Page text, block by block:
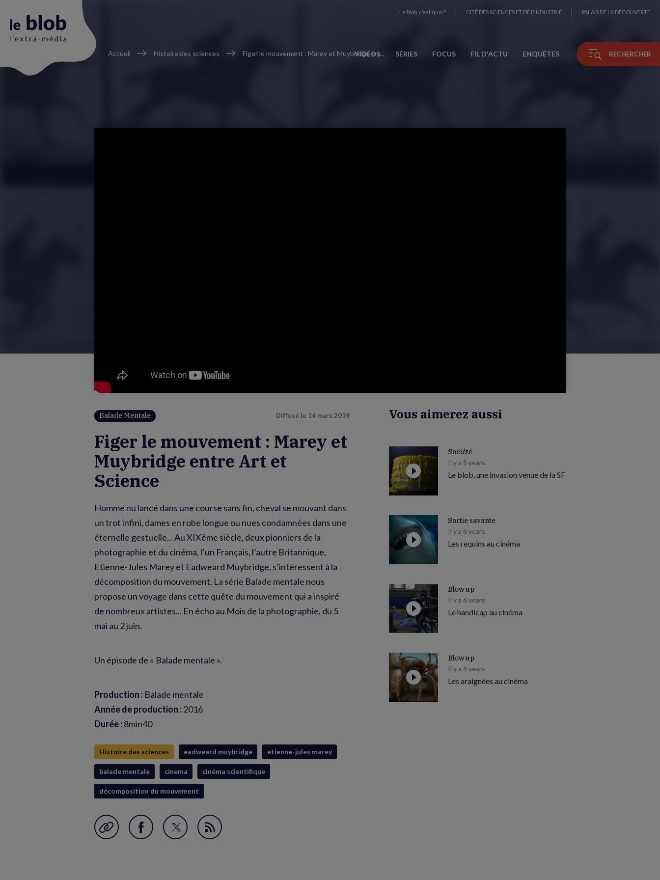
Le blob, c’est quoi ? CITÉ DES SCIENCES ET DE L'INDUSTRIE PALAIS DE LA DÉCOUVERTE
VIDÉOS SÉRIES FOCUS FIL D'ACTU ENQUÊTES RECHERCHER
Fil
Accueil Histoire des sciences Figer le mouvement : Marey et Muybridge entre Art et Science
Balade Mentale Diffusé le 14 mars 2019
Figer le mouvement : Marey et
Muybridge entre Art et
Science
Homme nu lancé dans une course sans fin, cheval se mouvant dans
un trot infini, dames en robe longue ou nues condamnées dans une
éternelle gestuelle... Au XIXème siècle, deux pionniers de la
photographie et du cinéma, l’un Français, l’autre Britannique,
Etienne-Jules Marey et Eadweard Muybridge, s’intéressent à la
décomposition du mouvement. La série Balade mentale nous
propose un voyage dans cette quête du mouvement qui a inspiré
de nombreux artistes... En écho au Mois de la photographie, du 5
mai au 2 juin.
Un épisode de « Balade mentale ».
Production : Balade mentale
Année de production :2016
Durée :8min40
Histoire des sciences eadweard muybridge etienne-jules marey
balade mentale cinema cinéma scientifique
décomposition du mouvement
Garder en favori
Partager PartagerFlux
Vous aimerez aussi
Société
Il y a 5 years
Le blob, une invasion venue de la SF
Sortie savante
Il y a 6 years
Les requins au cinéma
Blow up
Il y a 6 years
Le handicap au cinéma
Blow up
Il y a 6 years
Les araignées au cinéma